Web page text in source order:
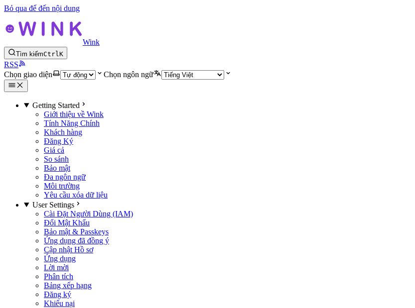
Bỏ qua để đến nội dung
Wink
Tìm kiếmCtrlK
RSS
Chọn giao diện
Chọn ngôn ngữ
Getting Started
Giới thiệu về Wink
Tính Năng Chính
Khách hàng
Đăng Ký
Giá cả
So sánh
Bảo mật
Đa ngôn ngữ
Môi trường
Yêu cầu xóa dữ liệu
User Settings
Cài Đặt Người Dùng (IAM)
Đổi Mật Khẩu
Bảo mật & Passkeys
Ứng dụng đã đồng ý
Cập nhật Hồ sơ
Ứng dụng
Lời mời
Phân tích
Bảng xếp hạng
Đăng ký
Khiếu nại